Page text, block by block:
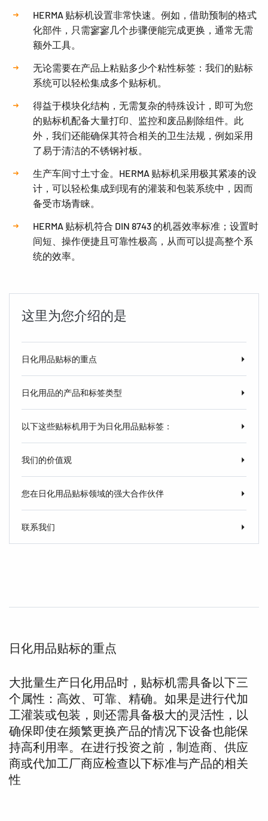
HERMA 贴标机设置非常快速。例如，借助预制的格式
化部件，只需寥寥几个步骤便能完成更换，通常无需
额外工具。
无论需要在产品上粘贴多少个粘性标签：我们的贴标
系统可以轻松集成多个贴标机。
得益于模块化结构，无需复杂的特殊设计，即可为您
的贴标机配备大量打印、监控和废品剔除组件。此
外，我们还能确保其符合相关的卫生法规，例如采用
了易于清洁的不锈钢衬板。
生产车间寸土寸金。HERMA 贴标机采用极其紧凑的设
计，可以轻松集成到现有的灌装和包装系统中，因而
备受市场青睐。
HERMA 贴标机符合 DIN 8743 的机器效率标准；设置时
间短、操作便捷且可靠性极高，从而可以提高整个系
统的效率。
这里为您介绍的是
日化用品贴标的重点
日化用品的产品和标签类型
以下这些贴标机用于为日化用品贴标签：
我们的价值观
您在日化用品贴标领域的强大合作伙伴
联系我们
日化用品贴标的重点
大批量生产日化用品时，贴标机需具备以下三
个属性：高效、可靠、精确。如果是进行代加
工灌装或包装，则还需具备极大的灵活性，以
确保即使在频繁更换产品的情况下设备也能保
持高利用率。在进行投资之前，制造商、供应
商或代加工厂商应检查以下标准与产品的相关
性